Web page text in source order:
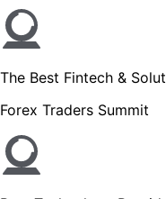
The Best Fintech &
Forex Traders Summit